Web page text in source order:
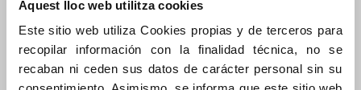
Aquest lloc web utilitza cookies
Este sitio web utiliza Cookies propias y de terceros para
recopilar información con la finalidad técnica, no se
recaban ni ceden sus datos de carácter personal sin su
Construïm Sostenibilitat
Actualitat
News